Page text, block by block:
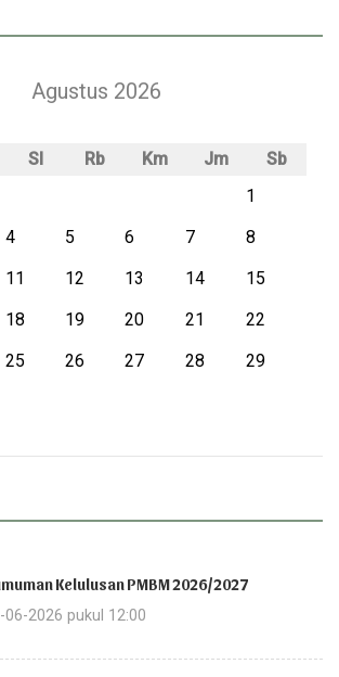
Agustus 2026
Sl Rb Km Jm
Sb
1
4 5 6 7
8
11 12 13 14
15
18 19 20 21
22
25 26 27 28
29
Kelulusan PMBM 2026/2027
06-2026 pukul 12:00